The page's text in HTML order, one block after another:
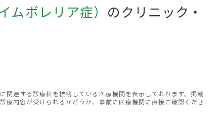
ムボレリア症） のクリニック・
連する診療科を標榜している医療機関を表示しております。掲載
療内容が受けられるかどうか、事前に医療機関に直接ご確認くださ